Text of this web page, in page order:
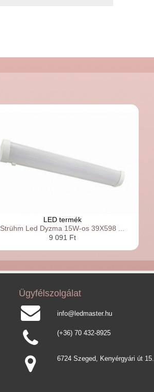
LED termék
Strühm Led Dyzma 15W-os 39X598 ...
9 091 Ft
Ügyfélszolgálat
info@ledmaster.hu
(+36) 70 432-8925
6724 Szeged, Kenyérgyári út 15.